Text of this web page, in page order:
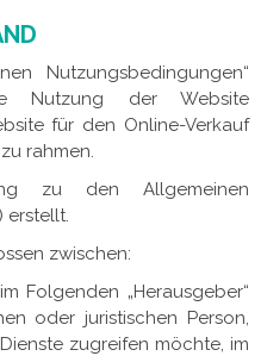
Nutzungsbedingungen“
Nutzung der Website
für den Online-Verkauf
rahmen.
zu den Allgemeinen
erstellt.
zwischen:
Folgenden „Herausgeber“
oder juristischen Person,
zugreifen möchte, im